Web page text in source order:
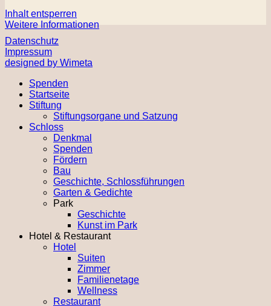
Inhalt entsperren
Weitere Informationen
Datenschutz
Impressum
designed by Wimeta
Spenden
Startseite
Stiftung
Stiftungsorgane und Satzung
Schloss
Denkmal
Spenden
Fördern
Bau
Geschichte, Schlossführungen
Garten & Gedichte
Park
Geschichte
Kunst im Park
Hotel & Restaurant
Hotel
Suiten
Zimmer
Familienetage
Wellness
Restaurant